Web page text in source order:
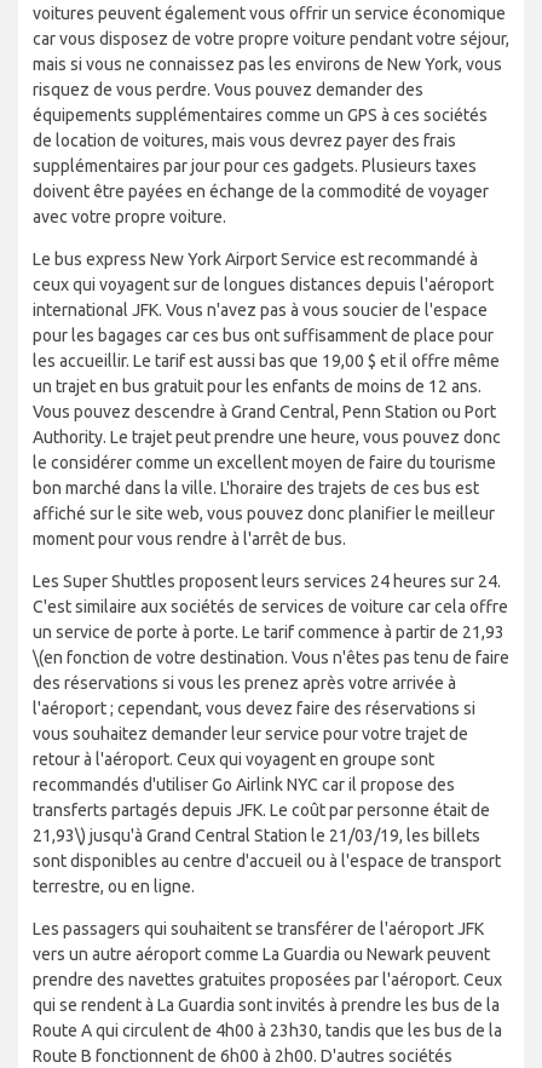
voitures peuvent également vous offrir un service économique
car vous disposez de votre propre voiture pendant votre séjour,
mais si vous ne connaissez pas les environs de New York, vous
risquez de vous perdre. Vous pouvez demander des
équipements supplémentaires comme un GPS à ces sociétés
de location de voitures, mais vous devrez payer des frais
supplémentaires par jour pour ces gadgets. Plusieurs taxes
doivent être payées en échange de la commodité de voyager
avec votre propre voiture.
Le bus express New York Airport Service est recommandé à
ceux qui voyagent sur de longues distances depuis l'aéroport
international JFK. Vous n'avez pas à vous soucier de l'espace
pour les bagages car ces bus ont suffisamment de place pour
les accueillir. Le tarif est aussi bas que 19,00 $ et il offre même
un trajet en bus gratuit pour les enfants de moins de 12 ans.
Vous pouvez descendre à Grand Central, Penn Station ou Port
Authority. Le trajet peut prendre une heure, vous pouvez donc
le considérer comme un excellent moyen de faire du tourisme
bon marché dans la ville. L'horaire des trajets de ces bus est
affiché sur le site web, vous pouvez donc planifier le meilleur
moment pour vous rendre à l'arrêt de bus.
Les Super Shuttles proposent leurs services 24 heures sur 24.
C'est similaire aux sociétés de services de voiture car cela offre
un service de porte à porte. Le tarif commence à partir de 21,93
\(en fonction de votre destination. Vous n'êtes pas tenu de faire
des réservations si vous les prenez après votre arrivée à
l'aéroport ; cependant, vous devez faire des réservations si
vous souhaitez demander leur service pour votre trajet de
retour à l'aéroport. Ceux qui voyagent en groupe sont
recommandés d'utiliser Go Airlink NYC car il propose des
transferts partagés depuis JFK. Le coût par personne était de
21,93\) jusqu'à Grand Central Station le 21/03/19, les billets
sont disponibles au centre d'accueil ou à l'espace de transport
terrestre, ou en ligne.
Les passagers qui souhaitent se transférer de l'aéroport JFK
vers un autre aéroport comme La Guardia ou Newark peuvent
prendre des navettes gratuites proposées par l'aéroport. Ceux
qui se rendent à La Guardia sont invités à prendre les bus de la
Route A qui circulent de 4h00 à 23h30, tandis que les bus de la
Route B fonctionnent de 6h00 à 2h00. D'autres sociétés